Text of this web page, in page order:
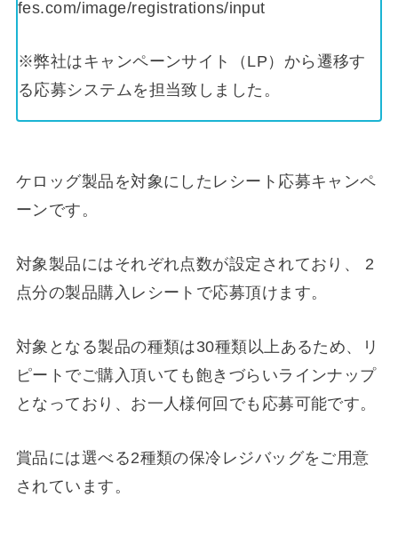
fes.com/image/registrations/input
※弊社はキャンペーンサイト（LP）から遷移す
る応募システムを担当致しました。
ケロッグ製品を対象にしたレシート応募キャンペ
ーンです。
対象製品にはそれぞれ点数が設定されており、 2
点分の製品購入レシートで応募頂けます。
対象となる製品の種類は30種類以上あるため、リ
ピートでご購入頂いても飽きづらいラインナップ
となっており、お一人様何回でも応募可能です。
賞品には選べる2種類の保冷レジバッグをご用意
されています。